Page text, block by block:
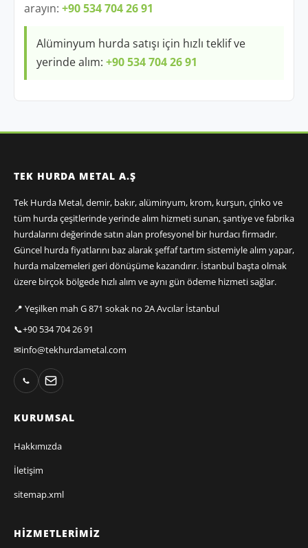
arayın: +90 534 704 26 91
Alüminyum hurda satışı için hızlı teklif ve
yerinde alım: +90 534 704 26 91
TEK HURDA METAL A.Ş
Tek Hurda Metal, demir, bakır, alüminyum, krom, kurşun, çinko ve
tüm hurda çeşitlerinde yerinde alım hizmeti sunan, şantiye ve fabrika
hurdalarını değerinde satın alan profesyonel bir hurdacı firmadır.
Güncel hurda fiyatlarını baz alarak şeffaf tartım sistemiyle alım yapar,
hurda malzemeleri geri dönüşüme kazandırır. İstanbul başta olmak
üzere birçok bölgede hızlı alım ve aynı gün ödeme hizmeti sağlar.
📍 Yeşilken mah G 871 sokak no 2A Avcılar İstanbul
📞+90 534 704 26 91
✉info@tekhurdametal.com
KURUMSAL
Hakkımızda
İletişim
sitemap.xml
HIZMETLERIMIZ